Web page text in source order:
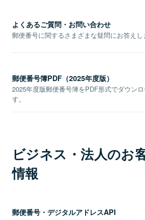
よくあるご質問・お問い合わせ
郵便番号に関するさまざまな疑問にお答えし
郵便番号簿PDF（2025年度版）
2025年度版郵便番号簿をPDF形式でダウン
す。
ビジネス・法人のお
情報
郵便番号・デジタルアドレスAPI